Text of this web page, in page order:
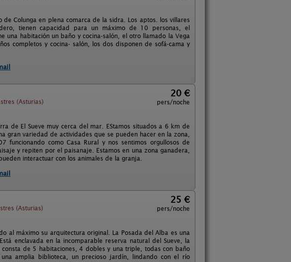
Colunga en plena comarca de la sidra. Los aptos. los villares
tienen capacidad para un máximo de 10 personas, el
habitación un baño y cocina-salón, el otro llamado la Vega
completos y cocina- salón, los dos disponen de sofá-cama y
(Asturias)
20 €
pers/noche
de El Sueve muy cerca del mar. EStamos situados a 6 km de
gran variedad de actividades que se pueden hacer en la zona,
funcionando como Casa Rural y nos sentimos orgullosos de
y repiten por el paisanaje. Estamos en una zona ganadera,
interactuar con los animales de la granja.
(Asturias)
25 €
pers/noche
al máximo su arquitectura original. La Posada del Alba es una
enclavada en la incomparable reserva natural del Sueve, la
de 5 habitaciones, 4 dobles y una triple, todas con baño
amplia biblioteca, un precioso jardín, lindando con el río